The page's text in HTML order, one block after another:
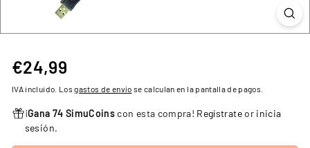
Precio
habitual
€24,99
IVA incluido. Losgastos de envío se calculan en la pantalla de pagos.
¡Gana 74 SimuCoinscon esta compra! Regístrateor inicia
sesión.